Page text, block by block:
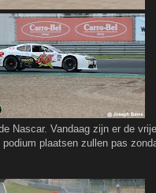
Nascar. Vandaag zijn er de
plaatsen zullen pas